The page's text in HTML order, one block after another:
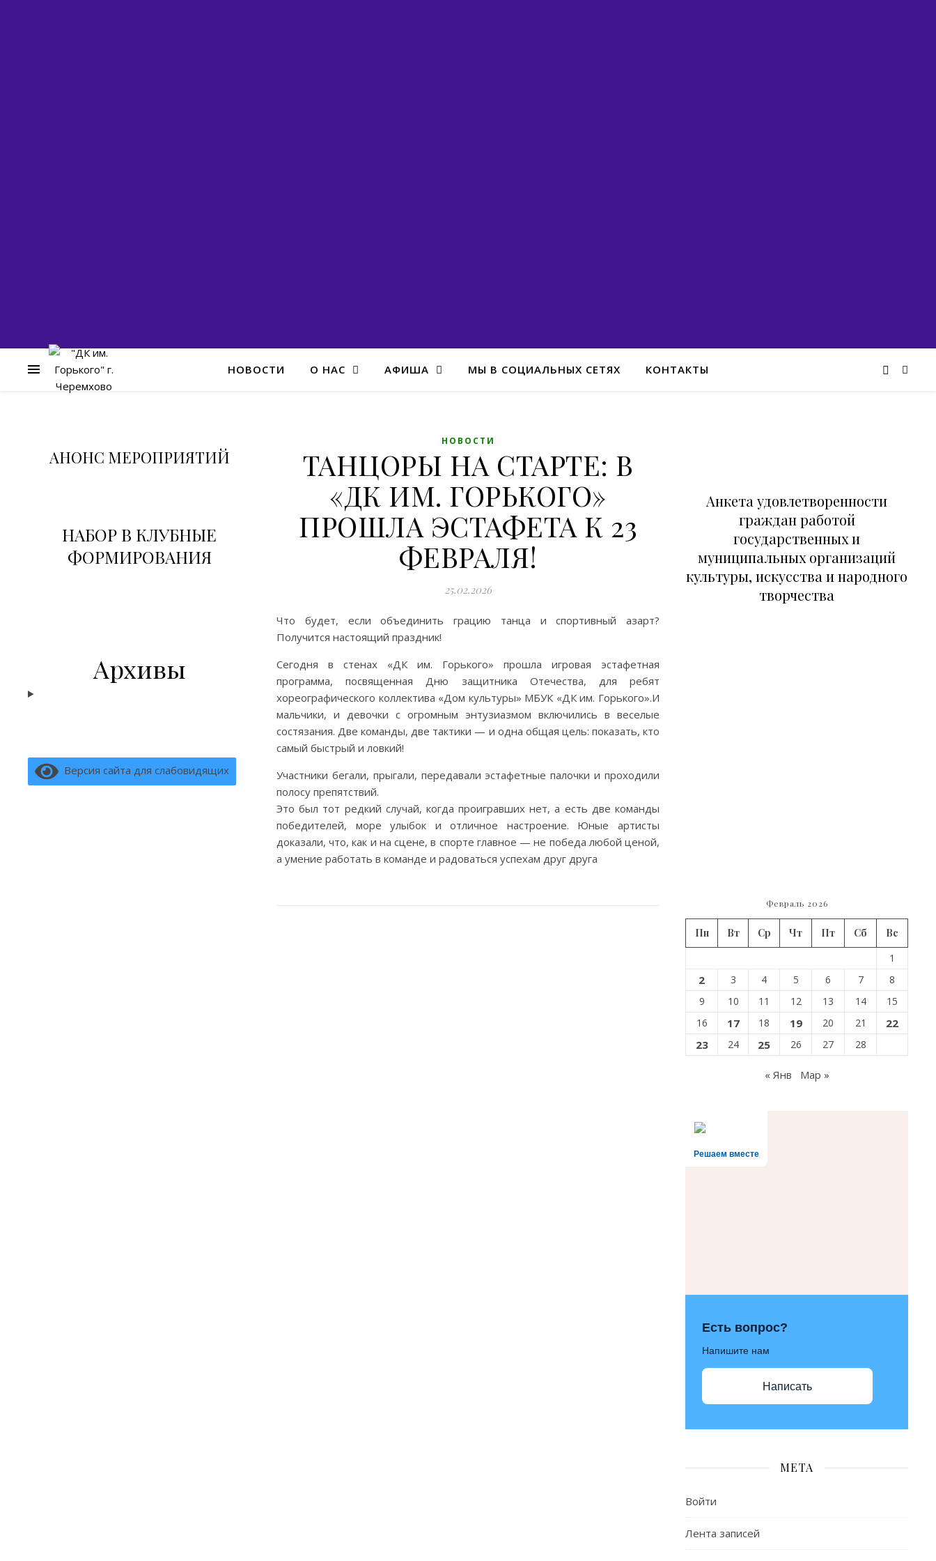
НОВОСТИ О НАС АФИША МЫ В СОЦИАЛЬНЫХ СЕТЯХ КОНТАКТЫ
АНОНС МЕРОПРИЯТИЙ
НАБОР В КЛУБНЫЕ
ФОРМИРОВАНИЯ
Архивы
Версия сайта для слабовидящих
НОВОСТИ
ТАНЦОРЫ НА СТАРТЕ: В
«ДК ИМ. ГОРЬКОГО»
ПРОШЛА ЭСТАФЕТА К 23
ФЕВРАЛЯ!
25.02.2026
Что будет, если объединить грацию танца и спортивный азарт?
Получится настоящий праздник!
Сегодня в стенах «ДК им. Горького» прошла игровая эстафетная
программа, посвященная Дню защитника Отечества, для ребят
хореографического коллектива «Дом культуры» МБУК «ДК им. Горького».И
мальчики, и девочки с огромным энтузиазмом включились в веселые
состязания. Две команды, две тактики — и одна общая цель: показать, кто
самый быстрый и ловкий!
Участники бегали, прыгали, передавали эстафетные палочки и проходили
полосу препятствий.
Это был тот редкий случай, когда проигравших нет, а есть две команды
победителей, море улыбок и отличное настроение. Юные артисты
доказали, что, как и на сцене, в спорте главное — не победа любой ценой,
а умение работать в команде и радоваться успехам друг друга
Анкета удовлетворенности
граждан работой
государственных и
муниципальных организаций
культуры, искусства и народного
творчества
Февраль 2026
Пн Вт Ср Чт Пт Сб
Вс
1
2 3 4 5 6 7
8
9
10 11 12 13 14
15
16
17 18 19 20 21
22
23
24 25 26 27 28
« Янв Мар »
Решаем вместе
Есть вопрос?
Напишите нам
Написать
МЕТА
Войти
Лента записей